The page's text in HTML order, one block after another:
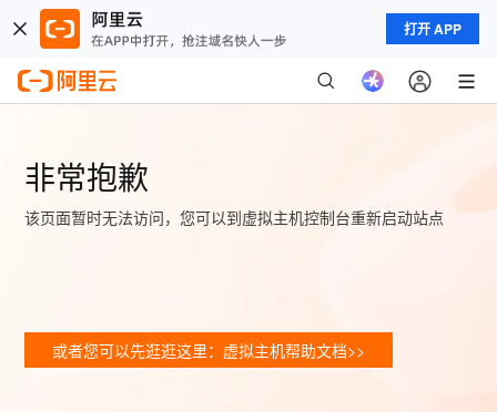
打开 APP
非常抱歉
该页面暂时无法访问，您可以到虚拟主机控制台重新启动站点
或者您可以先逛逛这里：虚拟主机帮助文档>>